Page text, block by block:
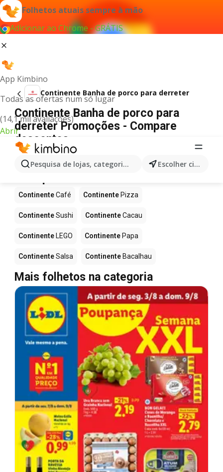
Folhetos atuais sempre à mão
Adicionar ao Chrome - GRÁTIS
App Kimbino
Todas as ofertas num só lugar
(14,1 mil avaliações)
Abrir
Pesquisa de lojas, categorias,produtos... Escolher cidade
Continente Banha de porco para derreter
Continente Banha de porco para
derreter Promoções - Compare
descontos
Não foi possível encontrar quaisquer resultados
para este termo.
ContinenteCafé Continente Pizza
ContinenteSushi ContinenteCacau
Continente LEGO Continente Papa
ContinenteSalsa Continente Bacalhau
Mais folhetos na categoria